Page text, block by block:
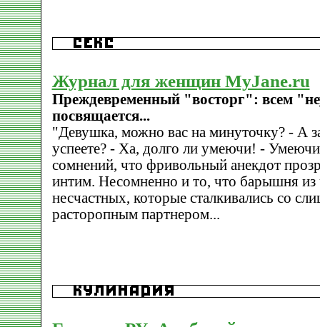
Журнал для женщин MyJane.ru
Преждевременный "восторг": всем
посвящается...
"Девушка, можно вас на минуточку? - А
успеете? - Ха, долго ли умеючи! -
сомнений, что фривольный анекдот
интим. Несомненно и то, что барышня из
несчастных, которые сталкивались со
расторопным партнером...